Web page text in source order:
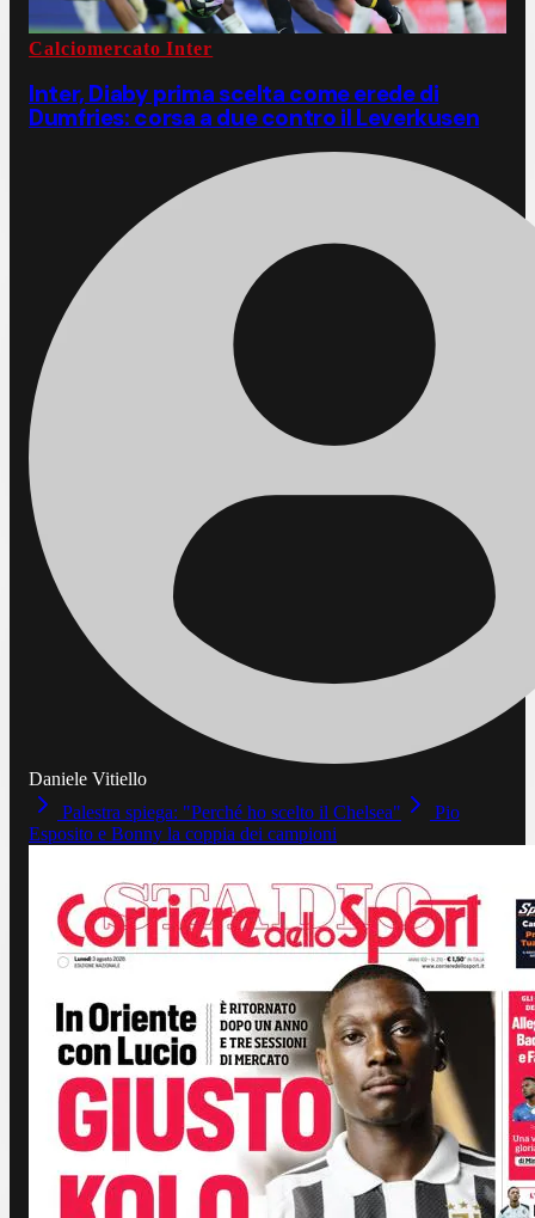
Calciomercato Inter
Inter, Diaby prima scelta come erede di
Dumfries: corsa a due contro il Leverkusen
Daniele Vitiello
Palestra spiega: "Perché ho scelto il Chelsea"
Pio
Esposito e Bonny la coppia dei campioni